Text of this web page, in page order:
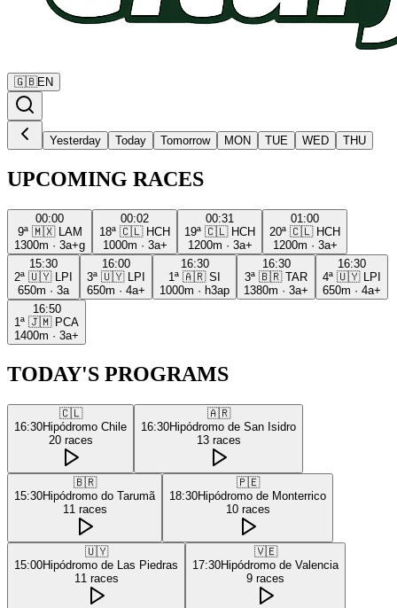
🇬🇧EN
Yesterday Today Tomorrow MON TUE WED THU
UPCOMING RACES
00:00
9ª 🇲🇽
LAM
1300m · 3a+g
00:02
18ª 🇨🇱 HCH
1000m · 3a+
00:31
19ª 🇨🇱 HCH
1200m · 3a+
01:00
20ª 🇨🇱 HCH
1200m · 3a+
15:30
2ª 🇺🇾
LPI
650m · 3a
16:00
3ª 🇺🇾
LPI
650m · 4a+
16:30
1ª 🇦🇷 SI
1000m · h3ap
16:30
3ª 🇧🇷 TAR
1380m · 3a+
16:30
4ª 🇺🇾
LPI
650m · 4a+
16:50
1ª 🇯🇲 PCA
1400m · 3a+
TODAY'S PROGRAMS
🇨🇱
16:30Hipódromo Chile
20 races
🇦🇷
16:30Hipódromo de San Isidro
13 races
🇧🇷
15:30Hipódromo do Tarumã
11 races
🇵🇪
18:30Hipódromo de Monterrico
10 races
🇺🇾
15:00Hipódromo de Las Piedras
11 races
🇻🇪
17:30Hipódromo de Valencia
9 races